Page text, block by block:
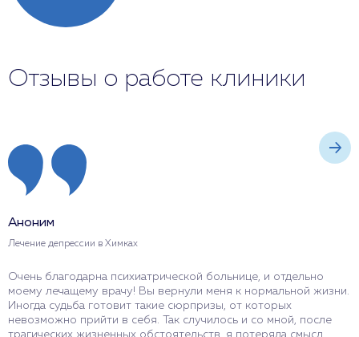
Отзывы о работе клиники
Аноним
Лечение депрессии в Химках
Очень благодарна психиатрической больнице, и отдельно
моему лечащему врачу! Вы вернули меня к нормальной жизни.
Иногда судьба готовит такие сюрпризы, от которых
невозможно прийти в себя. Так случилось и со мной, после
трагических жизненных обстоятельств, я потеряла смысл